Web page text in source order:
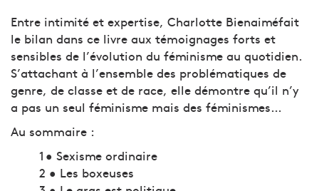
Entre intimité et expertise, Charlotte Bienaiméfait
le bilan dans ce livre aux témoignages forts et
sensibles de l’évolution du féminisme au quotidien.
S’attachant à l’ensemble des problématiques de
genre, de classe et de race, elle démontre qu’il n’y
a pas un seul féminisme mais des féminismes…
Au sommaire :
1 • Sexisme ordinaire
2 • Les boxeuses